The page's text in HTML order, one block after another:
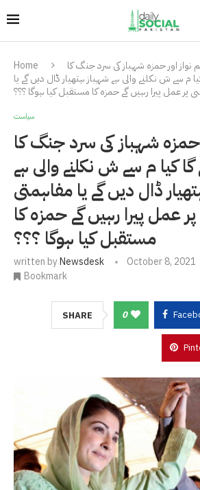
Home
نواز اور حمزہ شہباز کی سرد جنگ کا
م سے ش نکلنے والی ہے شہباز ہتھیار ڈال دیں گے یا
پر عمل پیرا رہیں گے حمزہ کا مستقبل کیا ہوگا ؟؟؟
سیاست
حمزہ شہباز کی سرد جنگ کا
گا کیا م سے ش نکلنے والی ہے
ڈال دیں گے یا مفاہمتی
عمل پیرا رہیں گے حمزہ کا
مستقبل کیا ہوگا ؟؟؟
written byNewsdesk October 8, 2021
Bookmark
SHARE 0